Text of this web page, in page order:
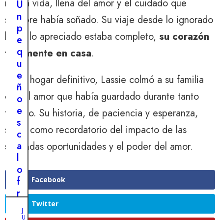
nueva vida, llena del amor y el cuidado que
siempre había soñado. Su viaje desde lo ignorado
hasta lo apreciado estaba completo, su corazón
finalmente en casa.
En su hogar definitivo, Lassie colmó a su familia
con el amor que había guardado durante tanto
tiempo. Su historia, de paciencia y esperanza,
sirvió como recordatorio del impacto de las
segundas oportunidades y el poder del amor.
Facebook
Twitter
r
e
n
d
e
n
t
e
c
a
m
b
i
o
d
e
i
m
a
g
o
s
a
t
ó
n
i
t
o
s
p
o
r
e
l
d
e
U
n
p
e
q
u
e
ñ
o
e
s
c
a
l
o
f
r
oJ
U